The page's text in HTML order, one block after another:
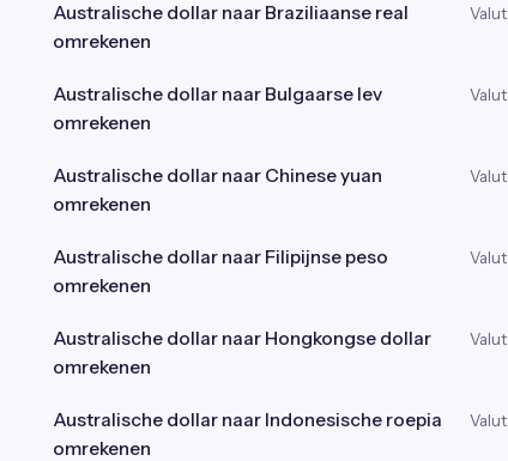
Australische dollar naar Braziliaanse real
omrekenen
Australische dollar naar Bulgaarse lev
omrekenen
Australische dollar naar Chinese yuan
omrekenen
Australische dollar naar Filipijnse peso
omrekenen
Australische dollar naar Hongkongse dollar
omrekenen
Australische dollar naar Indonesische roepia
omrekenen